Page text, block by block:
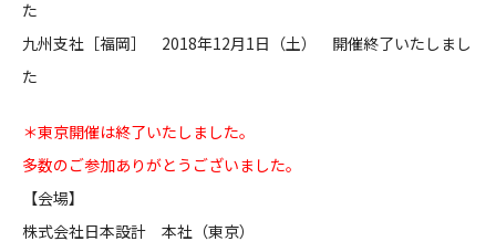
コンプライアンスポリシー プライバシーポリシー ご利用規約
た
九州支社［福岡］ 2018年12月1日（土） 開催終了いたしまし
た
＊東京開催は終了いたしました。
多数のご参加ありがとうございました。
【会場】
株式会社日本設計 本社（東京）